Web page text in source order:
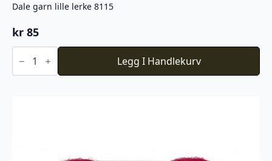
Dale garn lille lerke 8115
kr 85
Dale
garn
lerke
Legg I Handlekurv